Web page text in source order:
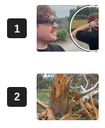
1
2